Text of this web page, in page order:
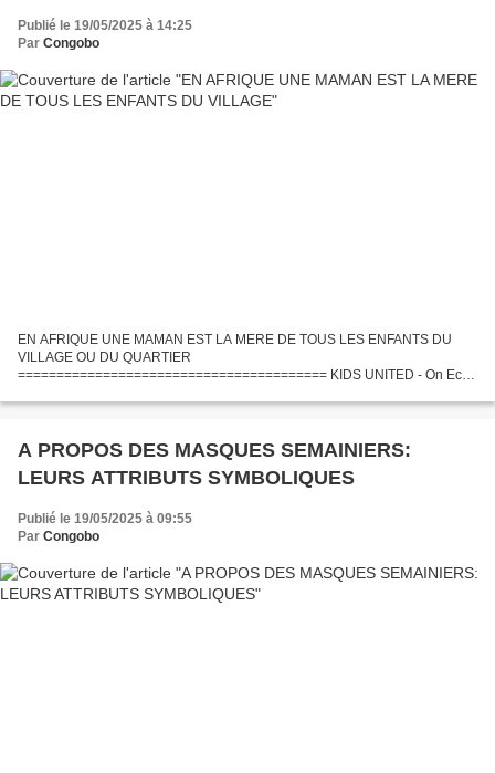
Publié le 19/05/2025 à 14:25
Par Congobo
EN AFRIQUE UNE MAMAN EST LA MERE DE TOUS LES ENFANTS DU
VILLAGE OU DU QUARTIER
======================================== KIDS UNITED - On Ecrit
sur iTunes : http://bit.ly/OESLM...
A PROPOS DES MASQUES SEMAINIERS:
LEURS ATTRIBUTS SYMBOLIQUES
Publié le 19/05/2025 à 09:55
Par Congobo